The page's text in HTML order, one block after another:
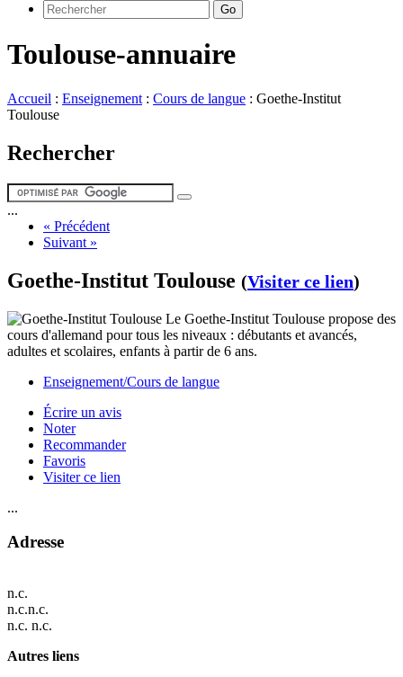
Go
Toulouse-annuaire
Accueil : Enseignement : Cours de langue : Goethe-Institut
Toulouse
Rechercher
...
« Précédent
Suivant »
Goethe-Institut Toulouse (Visiter ce lien)
Le Goethe-Institut Toulouse propose des
cours d'allemand pour tous les niveaux : débutants et avancés,
adultes et scolaires, enfants à partir de 6 ans.
Enseignement/Cours de langue
Écrire un avis
Noter
Recommander
Favoris
Visiter ce lien
...
Adresse
n.c.
n.c.n.c.
n.c. n.c.
Autres liens